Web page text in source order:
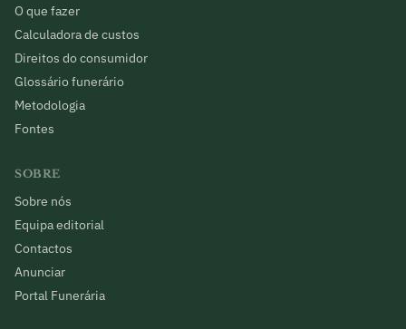
O que fazer
Calculadora de custos
Direitos do consumidor
Glossário funerário
Metodologia
Fontes
SOBRE
Sobre nós
Equipa editorial
Contactos
Anunciar
Portal Funerária